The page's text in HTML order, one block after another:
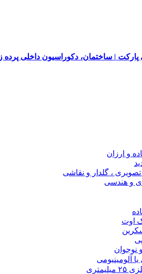
پارکت | ساختمان، دکوراسیون داخلی پرده
و ارزان
تصویری ، گلدار و نقاشی
و هندسی
اوت
نوجوان
آلومینیومی